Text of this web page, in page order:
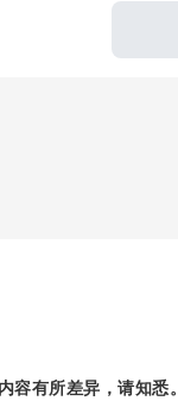
容有所差异，请知悉。